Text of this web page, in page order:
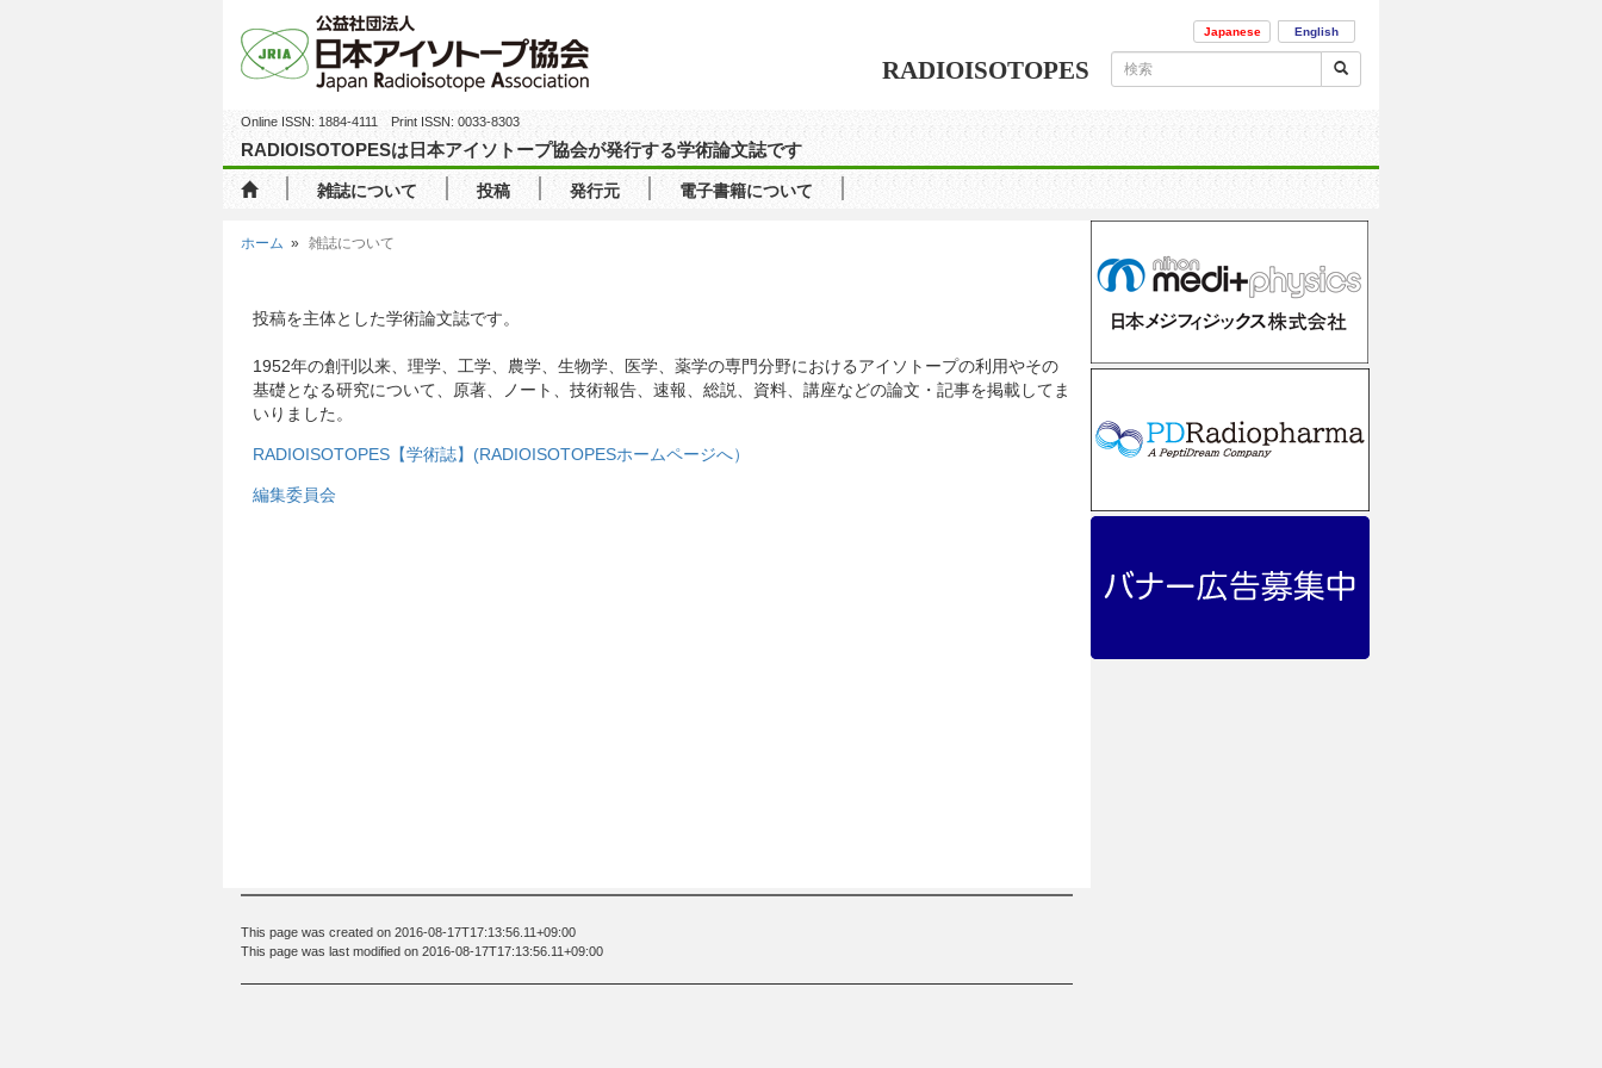
RADIOISOTOPES
Japanese English
Online ISSN: 1884-4111 Print ISSN: 0033-8303
RADIOISOTOPESは日本アイソトープ協会が発行する学術論文誌です
雑誌について 投稿 発行元 電子書籍について
ホーム 雑誌について
投稿を主体とした学術論文誌です。
1952年の創刊以来、理学、工学、農学、生物学、医学、薬学の専門分野におけるアイソトープの利用やその
基礎となる研究について、原著、ノート、技術報告、速報、総説、資料、講座などの論文・記事を掲載してま
いりました。
RADIOISOTOPES【学術誌】(RADIOISOTOPESホームページへ）
編集委員会
This page was created on 2016-08-17T17:13:56.11+09:00
This page was last modified on 2016-08-17T17:13:56.11+09:00